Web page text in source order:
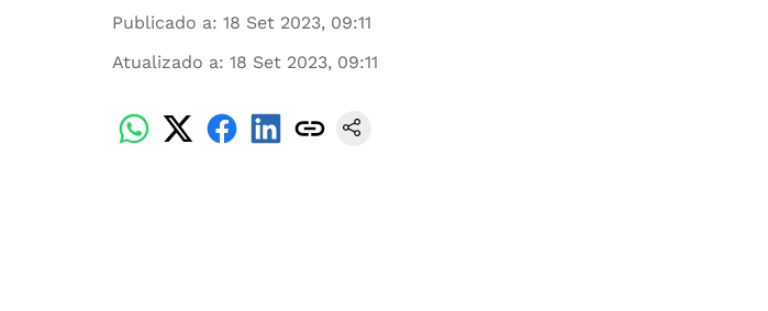
Publicado a: 18 Set 2023, 09:11
Atualizado a: 18 Set 2023, 09:11